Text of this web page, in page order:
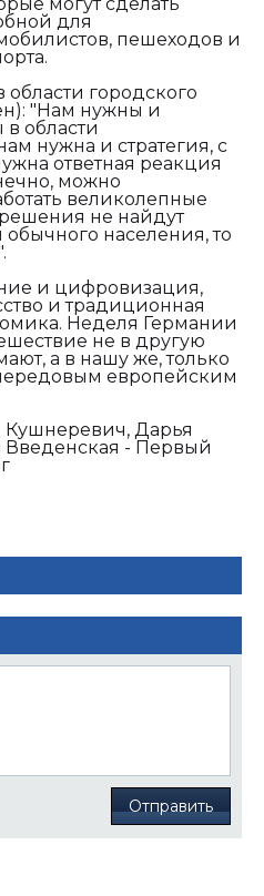
для
пешеходов и
области городского
"Нам нужны и
области
нужна и стратегия, с
ответная реакция
можно
великолепные
не найдут
населения, то
и цифровизация,
и традиционная
Неделя Германии
не в другую
а в нашу же, только
европейским
Дарья
Введенская - Первый
Отправить